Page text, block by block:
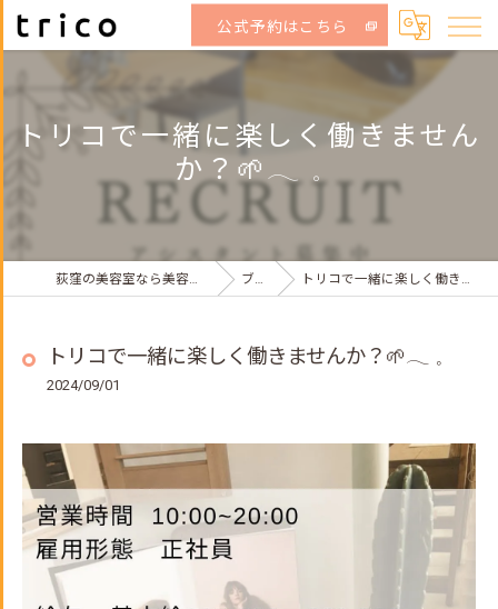
公式予約はこちら
トリコで一緒に楽しく働きません
か？🌱𓂃 𓈒
荻窪の美容室なら美容室トリコ 荻窪店 ブログ トリコで一緒に楽しく働きませんか？🌱𓂃 𓈒
トリコで一緒に楽しく働きませんか？🌱𓂃 𓈒
2024/09/01